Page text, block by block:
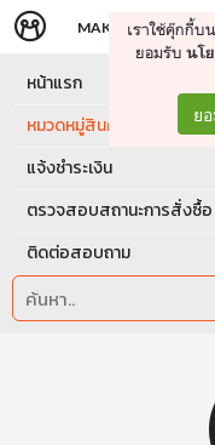
จัดการรถเข็น ดำเ
MAKERS STORE
เราใช้คุ๊กกี้บ
ยอมรับ นโ
ย
หน้าแรก
หมวดหมู่สินค้า
แจ้งชำระเงิน
ตรวจสอบสถานะการสั่งซื้อ
ติดต่อสอบถาม